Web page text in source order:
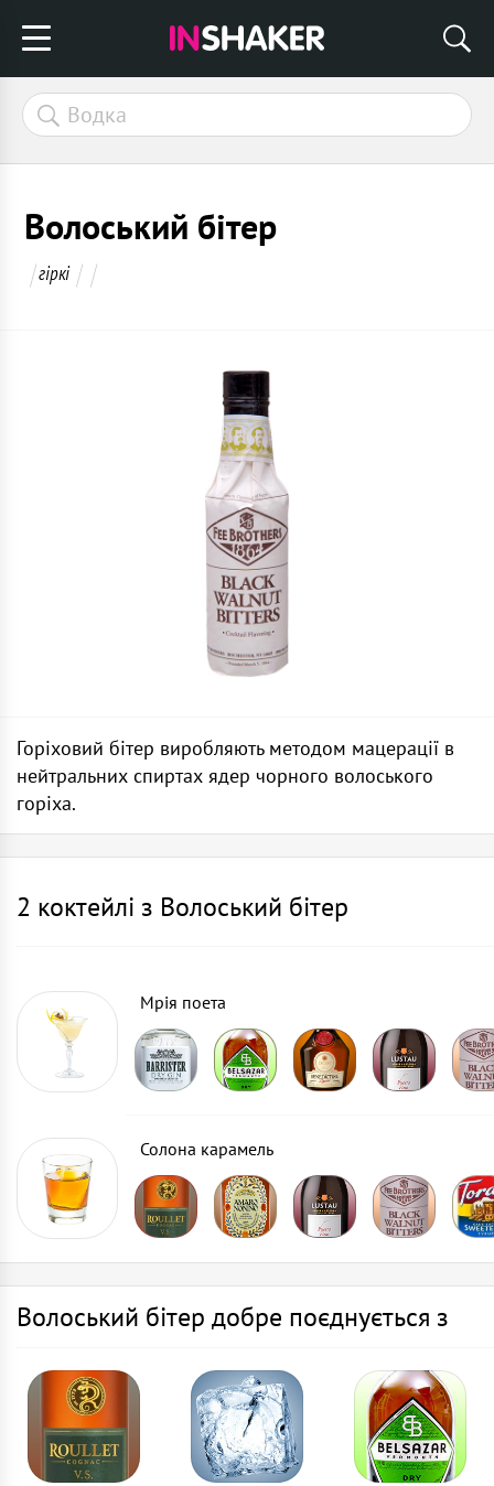
Волоський бітер
гіркі
Горіховий бітер виробляють методом мацерації в
нейтральних спиртах ядер чорного волоського
горіха.
2 коктейлі з Волоський бітер
Мрія поета
Солона карамель
Волоський бітер добре поєднується з